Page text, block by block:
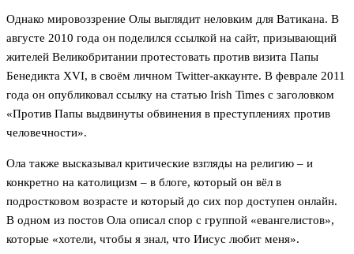
Однако мировоззрение Олы выглядит неловким для Ватикана. В
августе 2010 года он поделился ссылкой на сайт, призывающий
жителей Великобритании протестовать против визита Папы
Бенедикта XVI, в своём личном Twitter-аккаунте. В феврале 2011
года он опубликовал ссылку на статью Irish Times с заголовком
«Против Папы выдвинуты обвинения в преступлениях против
человечности».
Ола также высказывал критические взгляды на религию – и
конкретно на католицизм – в блоге, который он вёл в
подростковом возрасте и который до сих пор доступен онлайн.
В одном из постов Ола описал спор с группой «евангелистов»,
которые «хотели, чтобы я знал, что Иисус любит меня».